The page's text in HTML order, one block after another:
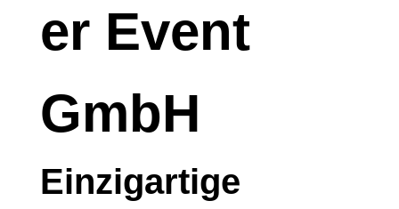
er Event
GmbH
Einzigartige